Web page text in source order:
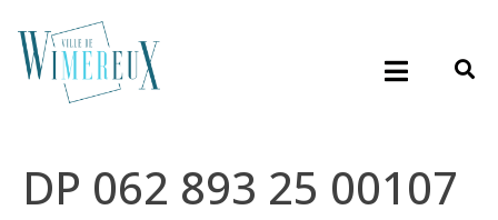
DP 062 893 25 00107